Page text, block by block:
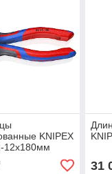
KNIPEX
12х180мм
31